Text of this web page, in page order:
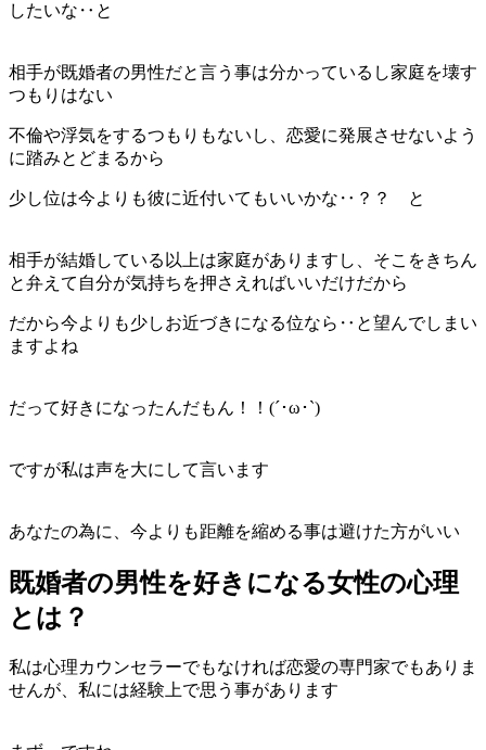
したいな‥と
相手が既婚者の男性だと言う事は分かっているし家庭を壊す
つもりはない
不倫や浮気をするつもりもないし、恋愛に発展させないよう
に踏みとどまるから
少し位は今よりも彼に近付いてもいいかな‥？？ と
相手が結婚している以上は家庭がありますし、そこをきちん
と弁えて自分が気持ちを押さえればいいだけだから
だから今よりも少しお近づきになる位なら‥と望んでしまい
ますよね
だって好きになったんだもん！！(´･ω･`)
ですが私は声を大にして言います
あなたの為に、今よりも距離を縮める事は避けた方がいい
既婚者の男性を好きになる女性の心理
とは？
私は心理カウンセラーでもなければ恋愛の専門家でもありま
せんが、私には経験上で思う事があります